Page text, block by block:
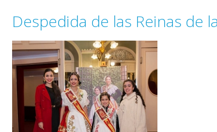
Despedida de las Reinas de